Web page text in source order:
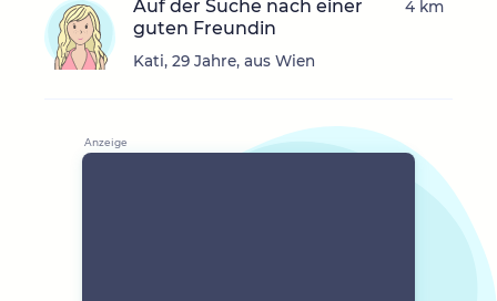
Auf der Suche nach einer
guten Freundin
Kati, 29 Jahre, aus Wien
4 km